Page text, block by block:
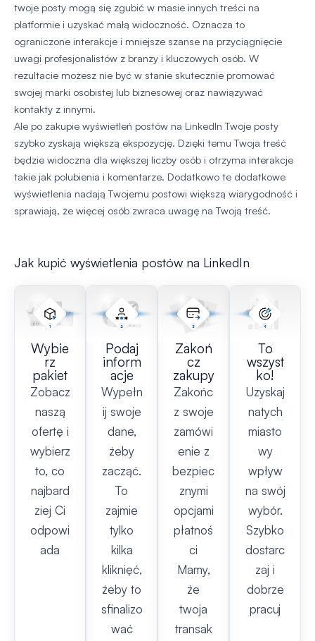
twoje posty mogą się zgubić w masie innych treści na
platformie i uzyskać małą widoczność. Oznacza to
ograniczone interakcje i mniejsze szanse na przyciągnięcie
uwagi profesjonalistów z branży i kluczowych osób. W
rezultacie możesz nie być w stanie skutecznie promować
swojej marki osobistej lub biznesowej oraz nawiązywać
kontakty z innymi.
Ale po zakupie wyświetleń postów na LinkedIn Twoje posty
szybko zyskają większą ekspozycję. Dzięki temu Twoja treść
będzie widoczna dla większej liczby osób i otrzyma interakcje
takie jak polubienia i komentarze. Dodatkowo te dodatkowe
wyświetlenia nadają Twojemu postowi większą wiarygodność i
sprawiają, że więcej osób zwraca uwagę na Twoją treść.
Jak kupić wyświetlenia postów na LinkedIn
Wybie
rz
pakiet
Zobacz
naszą
ofertę i
wybierz
to, co
najbard
ziej Ci
odpowi
ada
Podaj
inform
acje
Wypełn
ij swoje
dane,
żeby
zacząć.
To
zajmie
tylko
kilka
kliknięć,
żeby to
sfinalizo
wać
Zakoń
cz
zakupy
Zakońc
z swoje
zamówi
enie z
bezpiec
znymi
opcjami
płatnoś
ci
Mamy,
że
twoja
transak
To
wszyst
ko!
Uzyskaj
natych
miasto
wy
wpływ
na swój
wybór.
Szybko
dostarc
zaj i
dobrze
pracuj